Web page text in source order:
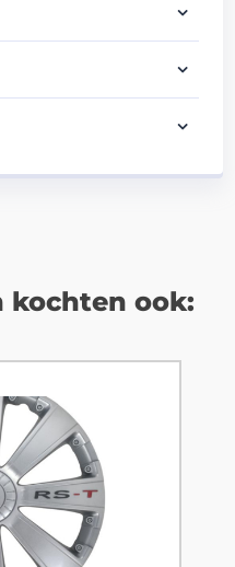
kochten ook: